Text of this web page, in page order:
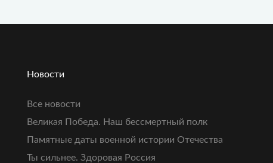
Новости
Все новости
Великая Победа. Наш бессмертный полк
Памятные даты военной истории Отечества
Ты сильнее. Здоровая Россия